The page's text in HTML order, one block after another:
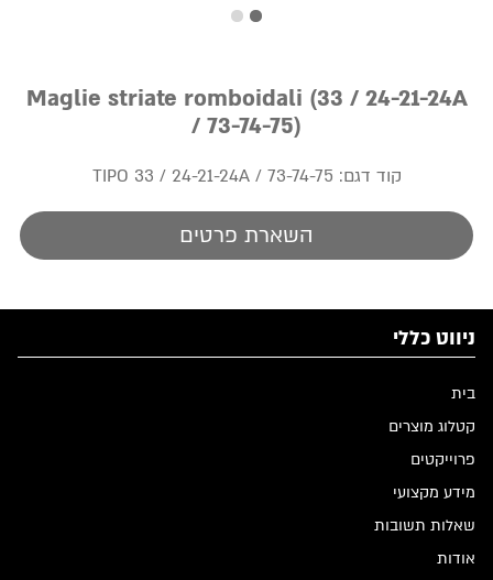
Maglie striate romboidali (33 / 24-21-24A
/ 73-74-75)
קוד דגם: TIPO 33 / 24-21-24A / 73-74-75
השארת פרטים
ניווט כללי
בית
קטלוג מוצרים
פרוייקטים
מידע מקצועי
שאלות תשובות
אודות